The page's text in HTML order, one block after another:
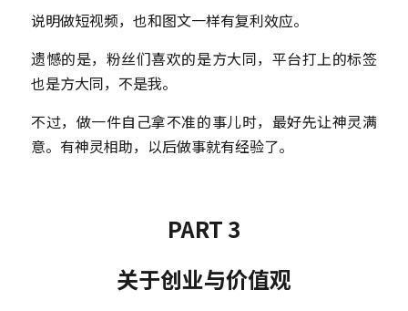
说明做短视频，也和图文一样有复利效应。
遗憾的是，粉丝们喜欢的是方大同，平台打上的标签
也是方大同，不是我。
不过，做一件自己拿不准的事儿时，最好先让神灵满
意。有神灵相助，以后做事就有经验了。
PART 3
关于创业与价值观